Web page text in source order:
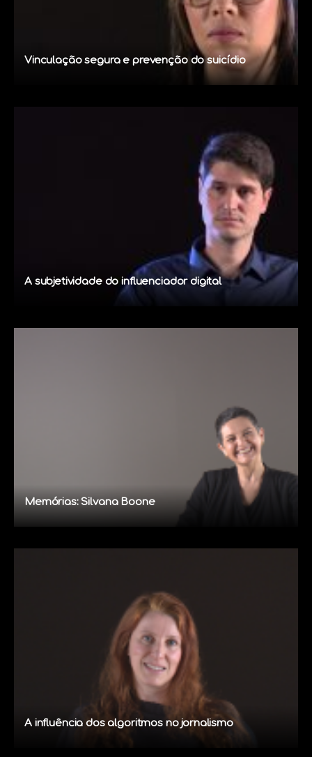
Vinculação segura e prevenção do suicídio
A subjetividade do influenciador digital
Memórias: Silvana Boone
A influência dos algoritmos no jornalismo